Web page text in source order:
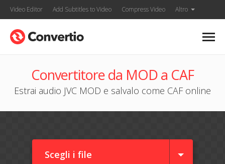
Video Editor Add Subtitles to Video Compress Video Altro
Convertitore da MOD a CAF
Estrai audio JVC MOD e salvalo come CAF online
Scegli i file